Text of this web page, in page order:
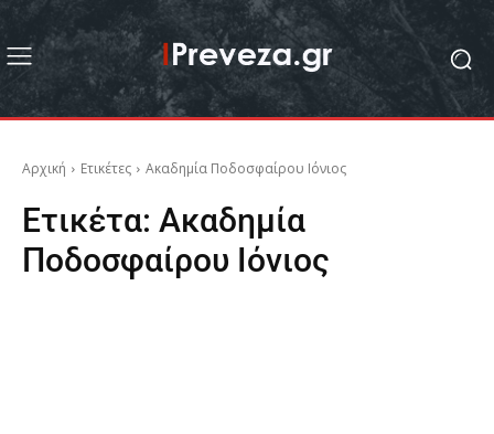
Αρχική Ετικέτες Aκαδημία Ποδοσφαίρου Ιόνιος
Ετικέτα: Aκαδημία
Ποδοσφαίρου Ιόνιος